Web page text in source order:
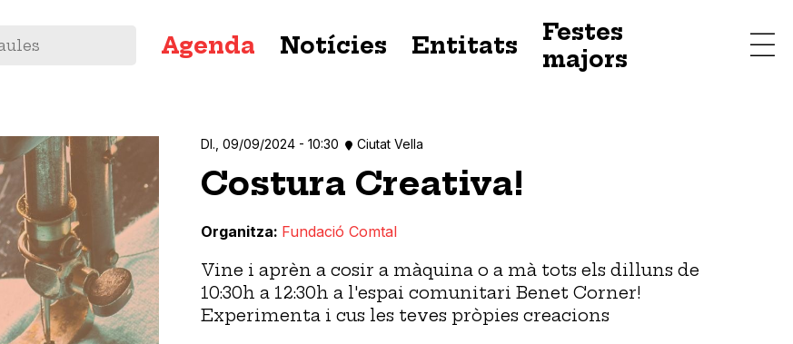
principal
Agenda Notícies Entitats
Festes
majors
Dl., 09/09/2024 - 10:30 Ciutat Vella
Costura Creativa!
Organitza Fundació Comtal
Vine i aprèn a cosir a màquina o a mà tots els dilluns de
10:30h a 12:30h a l'espai comunitari Benet Corner!
Experimenta i cus les teves pròpies creacions